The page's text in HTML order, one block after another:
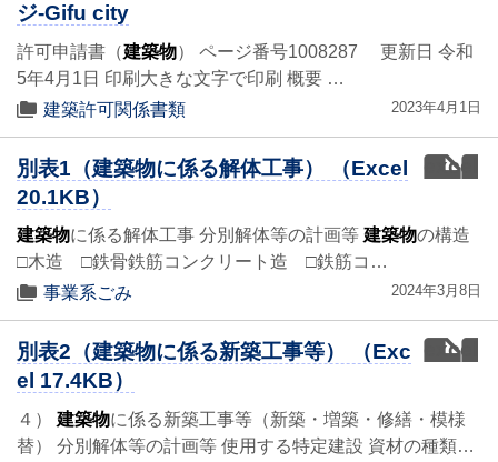
ジ-Gifu city
許可申請書（建築物） ページ番号1008287 更新日 令和
5年4月1日 印刷大きな文字で印刷 概要 …
建築許可関係書類
2023年4月1日
excel
別表1（建築物に係る解体工事） （Excel
20.1KB）
建築物に係る解体工事 分別解体等の計画等 建築物の構造
□木造 □鉄骨鉄筋コンクリート造 □鉄筋コ…
事業系ごみ
2024年3月8日
excel
別表2（建築物に係る新築工事等） （Exc
el 17.4KB）
４） 建築物に係る新築工事等（新築・増築・修繕・模様
替） 分別解体等の計画等 使用する特定建設 資材の種類…